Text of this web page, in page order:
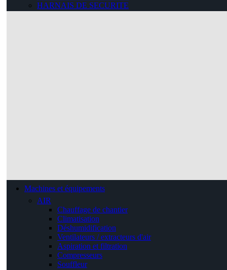
HARNAIS DE SECURITE
Machines et équipements
AIR
Chauffage de chantier
Climatisation
Déshumidification
Ventilateurs / extracteurs d'air
Aspiration et filtration
Compresseurs
Souffleur